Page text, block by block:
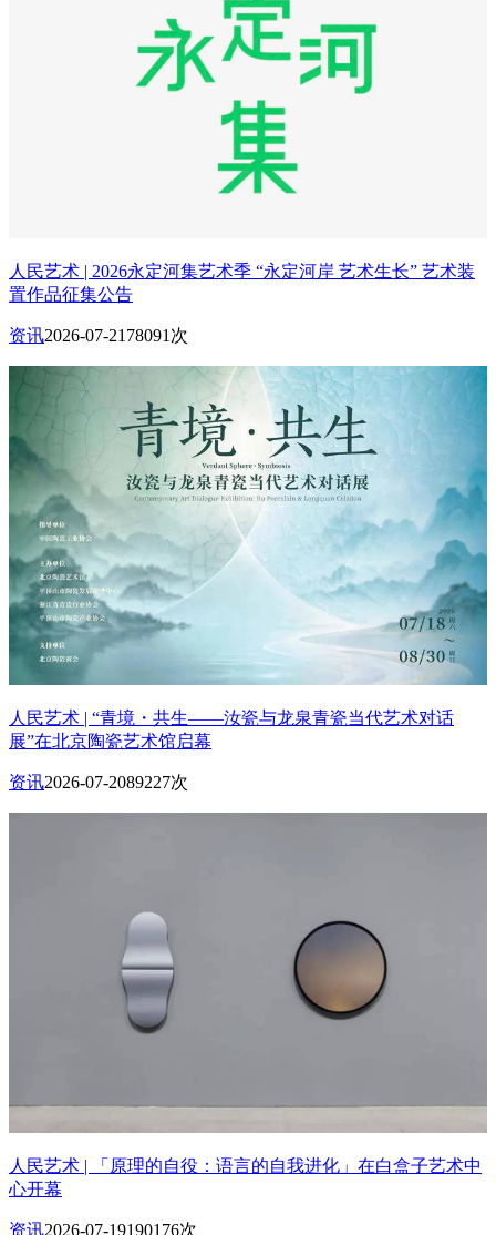
人民艺术 | 2026永定河集艺术季 “永定河岸 艺术生长” 艺术装
置作品征集公告
资讯2026-07-21 78091次
人民艺术 | “青境・共生——汝瓷与龙泉青瓷当代艺术对话
展”在北京陶瓷艺术馆启幕
资讯2026-07-2089227次
人民艺术 | 「原理的自役：语言的自我进化」在白盒子艺术中
心开幕
资讯2026-07-19190176次